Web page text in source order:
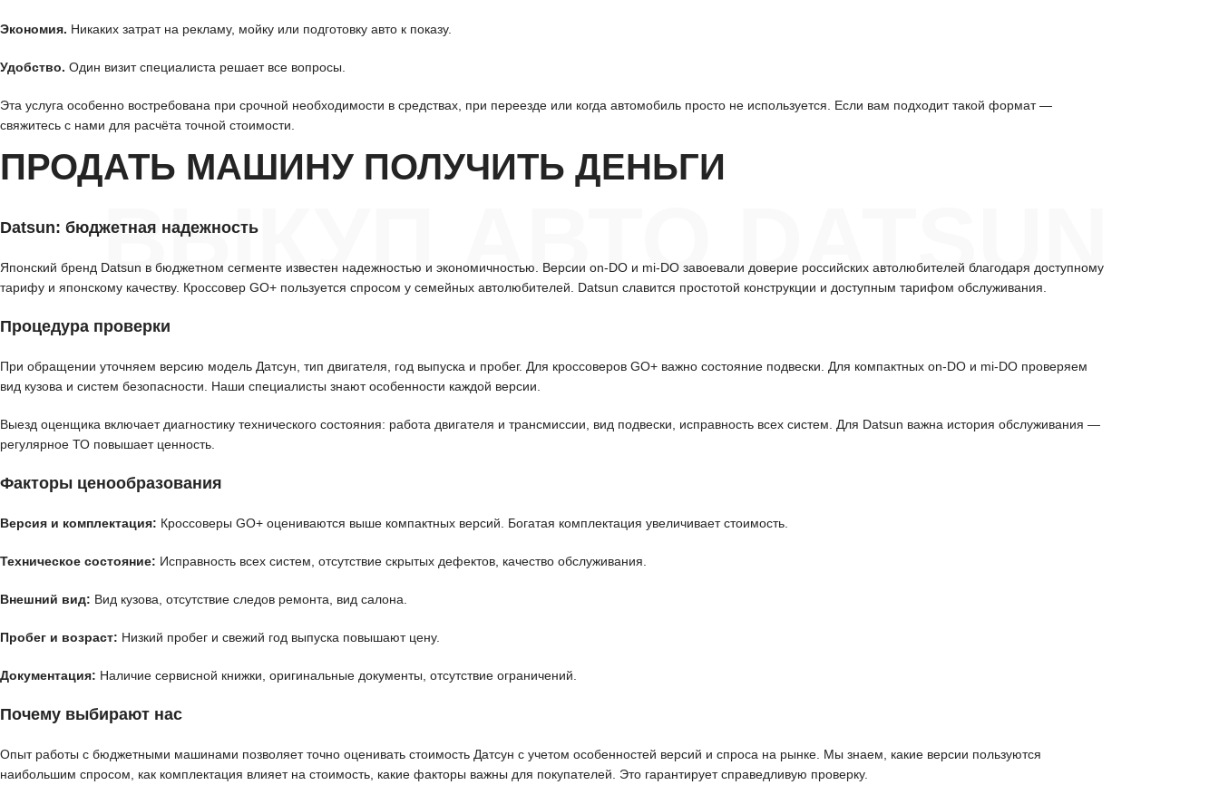
Экономия. Никаких затрат на рекламу, мойку или подготовку авто к показу.
Удобство. Один визит специалиста решает все вопросы.
Эта услуга особенно востребована при срочной необходимости в средствах, при переезде или когда автомобиль просто не используется. Если вам подходит такой формат —
свяжитесь с нами для расчёта точной стоимости.
ВЫКУП АВТО DATSUN
ПРОДАТЬ МАШИНУ ПОЛУЧИТЬ ДЕНЬГИ
Datsun: бюджетная надежность
Японский бренд Datsun в бюджетном сегменте известен надежностью и экономичностью. Версии on-DO и mi-DO завоевали доверие российских автолюбителей благодаря доступному
тарифу и японскому качеству. Кроссовер GO+ пользуется спросом у семейных автолюбителей. Datsun славится простотой конструкции и доступным тарифом обслуживания.
Процедура проверки
При обращении уточняем версию модель Датсун, тип двигателя, год выпуска и пробег. Для кроссоверов GO+ важно состояние подвески. Для компактных on-DO и mi-DO проверяем
вид кузова и систем безопасности. Наши специалисты знают особенности каждой версии.
Выезд оценщика включает диагностику технического состояния: работа двигателя и трансмиссии, вид подвески, исправность всех систем. Для Datsun важна история обслуживания —
регулярное ТО повышает ценность.
Факторы ценообразования
Версия и комплектация: Кроссоверы GO+ оцениваются выше компактных версий. Богатая комплектация увеличивает стоимость.
Техническое состояние: Исправность всех систем, отсутствие скрытых дефектов, качество обслуживания.
Внешний вид: Вид кузова, отсутствие следов ремонта, вид салона.
Пробег и возраст: Низкий пробег и свежий год выпуска повышают цену.
Документация: Наличие сервисной книжки, оригинальные документы, отсутствие ограничений.
Почему выбирают нас
Опыт работы с бюджетными машинами позволяет точно оценивать стоимость Датсун с учетом особенностей версий и спроса на рынке. Мы знаем, какие версии пользуются
наибольшим спросом, как комплектация влияет на стоимость, какие факторы важны для покупателей. Это гарантирует справедливую проверку.